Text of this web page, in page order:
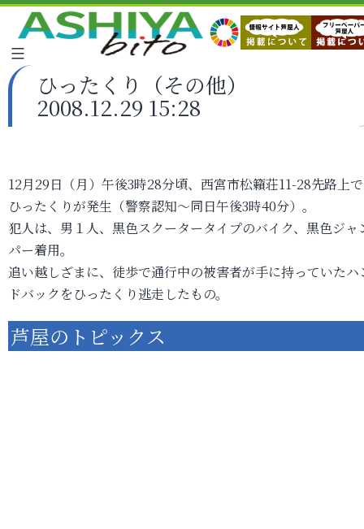
ひったくり（その他）
2008.12.29 15:28
12月29日（月）午後3時28分頃、西宮市松籟荘11-28先路上
ひったくりが発生（警察認知～同日午後3時40分）。
犯人は、男１人、黒色スクータータイプのバイク、黒色ジャ
パー着用。
追い越しざまに、徒歩で通行中の被害者が手に持っていたハ
ドバックをひったくり逃走したもの。
芦屋のトピックス